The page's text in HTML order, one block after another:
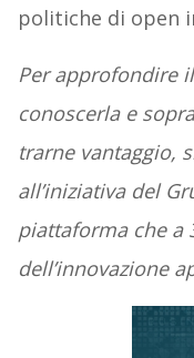
politiche di open
Per approfondire
conoscerla e
trarne vantaggio,
all’iniziativa del
piattaforma che a
dell’innovazione